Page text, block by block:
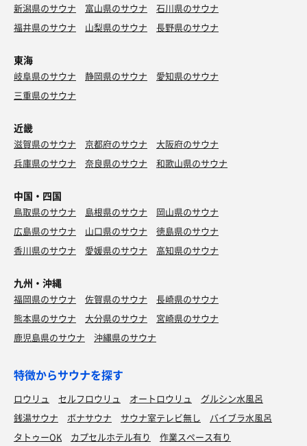
新潟県のサウナ 富山県のサウナ
石川県のサウナ
福井県のサウナ
山梨県のサウナ 長野県のサウナ
東海
岐阜県のサウナ 静岡県のサウナ
愛知県のサウナ
三重県のサウナ
近畿
滋賀県のサウナ 京都府のサウナ
大阪府のサウナ
兵庫県のサウナ
奈良県のサウナ 和歌山県のサウナ
中国・四国
鳥取県のサウナ 島根県のサウナ
岡山県のサウナ
広島県のサウナ
山口県のサウナ
徳島県のサウナ
香川県のサウナ
愛媛県のサウナ 高知県のサウナ
九州・沖縄
福岡県のサウナ 佐賀県のサウナ
長崎県のサウナ
熊本県のサウナ
大分県のサウナ
宮崎県のサウナ
鹿児島県のサウナ
沖縄県のサウナ
特徴からサウナを探す
ロウリュ セルフロウリュ オートロウリュ
グルシン水風呂
銭湯サウナ
ボナサウナ サウナ室テレビ無し
バイブラ水風呂
タトゥーOK
カプセルホテル有り
作業スペース有り